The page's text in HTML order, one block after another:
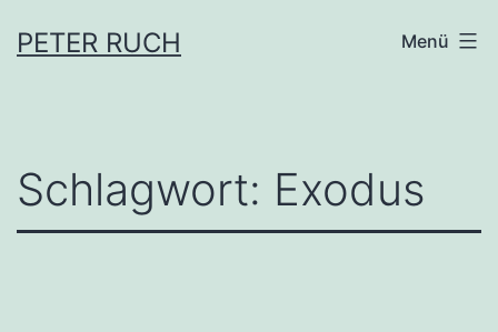
Inhalt
PETER RUCH Menü
Schlagwort: Exodus